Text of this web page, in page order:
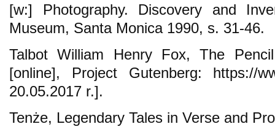
[w:] Photography. Discovery and
Museum, Santa Monica 1990, s. 31-46.
Talbot William Henry Fox, The
[online], Project Gutenberg: https://
20.05.2017 r.].
Tenże, Legendary Tales in Verse and